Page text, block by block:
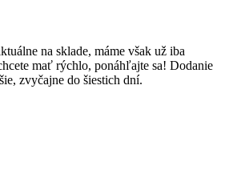
na sklade, máme však už iba
mať rýchlo, ponáhľajte sa! Dodanie
zvyčajne do šiestich dní.